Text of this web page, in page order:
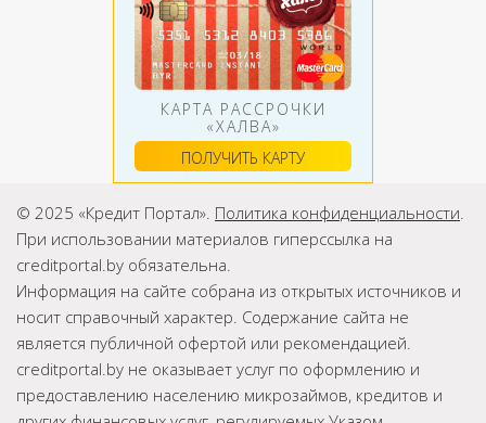
КАРТА РАССРОЧКИ
«ХАЛВА»
ПОЛУЧИТЬ КАРТУ
© 2025 «Кредит Портал». Политика конфиденциальности
При использовании материалов гиперссылка на
creditportal.by обязательна.
Информация на сайте собрана из открытых источников и
носит справочный характер. Содержание сайта не
является публичной офертой или рекомендацией.
creditportal.by не оказывает услуг по оформлению и
предоставлению населению микрозаймов, кредитов и